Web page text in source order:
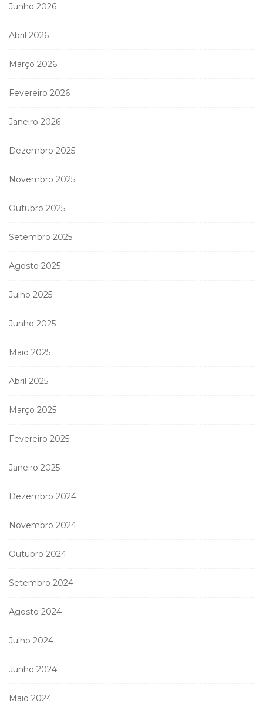
Junho 2026
Abril 2026
Março 2026
Fevereiro 2026
Janeiro 2026
Dezembro 2025
Novembro 2025
Outubro 2025
Setembro 2025
Agosto 2025
Julho 2025
Junho 2025
Maio 2025
Abril 2025
Março 2025
Fevereiro 2025
Janeiro 2025
Dezembro 2024
Novembro 2024
Outubro 2024
Setembro 2024
Agosto 2024
Julho 2024
Junho 2024
Maio 2024